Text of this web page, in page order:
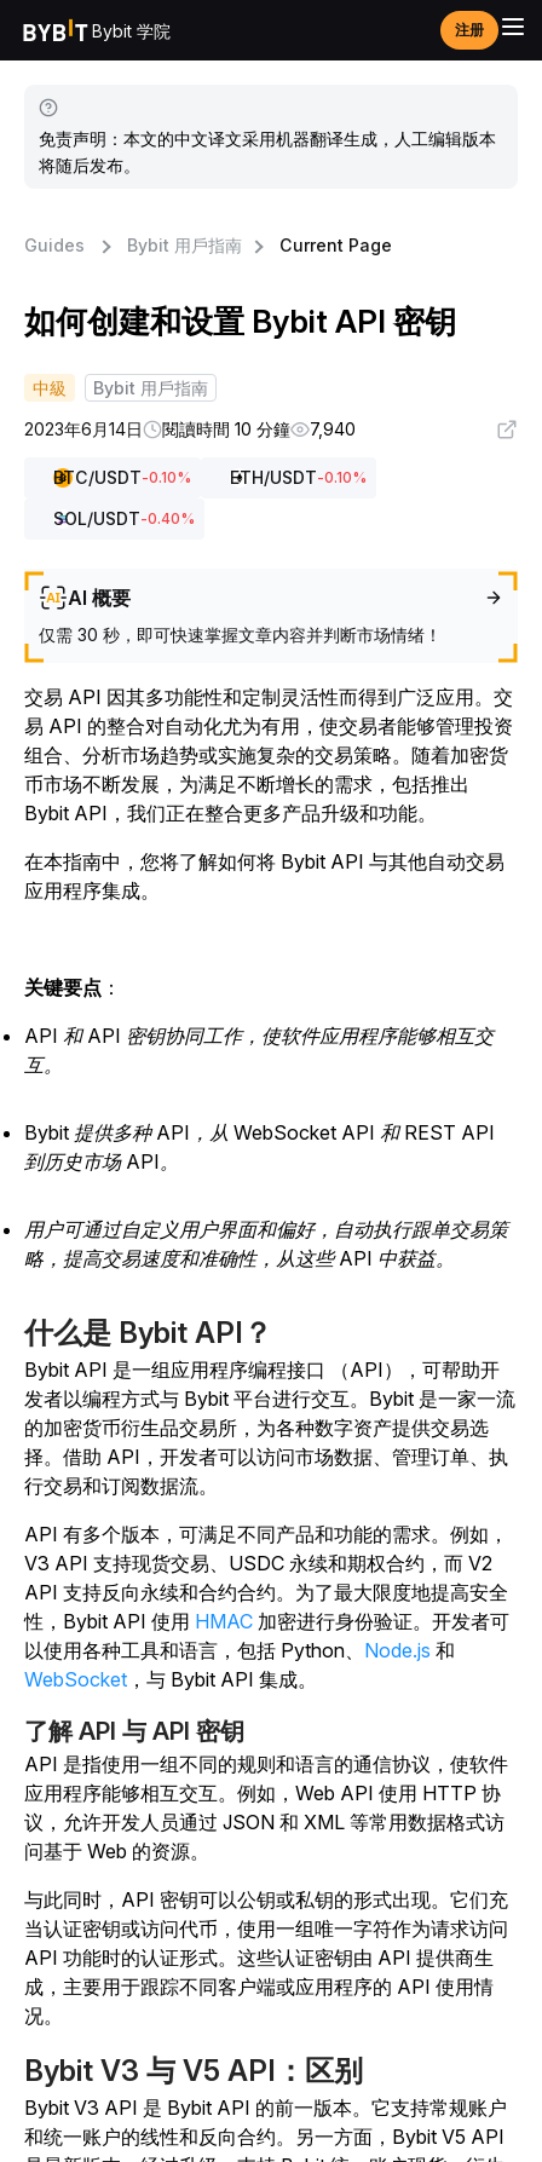
Bybit 学院 注册
免责声明：本文的中文译文采用机器翻译生成，人工编辑版本
将随后发布。
Guides Bybit 用戶指南 Current Page
如何创建和设置 Bybit API 密钥
中級
Bybit 用戶指南
2023年6月14日
閱讀時間 10 分鐘 7,940
BTC/USDT-0.10% ETH/USDT-0.10%
SOL/USDT-0.40%
AI 概要
仅需 30 秒，即可快速掌握文章内容并判断市场情绪！
交易 API 因其多功能性和定制灵活性而得到广泛应用。交
易 API 的整合对自动化尤为有用，使交易者能够管理投资
组合、分析市场趋势或实施复杂的交易策略。随着加密货
币市场不断发展，为满足不断增长的需求，包括推出
Bybit API，我们正在整合更多产品升级和功能。
在本指南中，您将了解如何将 Bybit API 与其他自动交易
应用程序集成。
关键要点 ：
API 和 API 密钥协同工作，使软件应用程序能够相互交
互。
Bybit 提供多种 API，从 WebSocket API 和 REST API
到历史市场 API。
用户可通过自定义用户界面和偏好，自动执行跟单交易策
略，提高交易速度和准确性，从这些 API 中获益。
什么是 Bybit API？
Bybit API 是一组应用程序编程接口 （API），可帮助开
发者以编程方式与 Bybit 平台进行交互。Bybit 是一家一流
的加密货币衍生品交易所，为各种数字资产提供交易选
择。借助 API，开发者可以访问市场数据、管理订单、执
行交易和订阅数据流。
API 有多个版本，可满足不同产品和功能的需求。例如，
V3 API 支持现货交易、USDC 永续和期权合约，而 V2
API 支持反向永续和合约合约。为了最大限度地提高安全
性，Bybit API 使用 HMAC 加密进行身份验证。开发者可
以使用各种工具和语言，包括 Python、 Node.js 和
WebSocket ，与 Bybit API 集成。
了解 API 与 API 密钥
API 是指使用一组不同的规则和语言的通信协议，使软件
应用程序能够相互交互。例如，Web API 使用 HTTP 协
议，允许开发人员通过 JSON 和 XML 等常用数据格式访
问基于 Web 的资源。
与此同时，API 密钥可以公钥或私钥的形式出现。它们充
当认证密钥或访问代币，使用一组唯一字符作为请求访问
API 功能时的认证形式。这些认证密钥由 API 提供商生
成，主要用于跟踪不同客户端或应用程序的 API 使用情
况。
Bybit V3 与 V5 API：区别
Bybit V3 API 是 Bybit API 的前一版本。它支持常规账户
和统一账户的线性和反向合约。另一方面，Bybit V5 API